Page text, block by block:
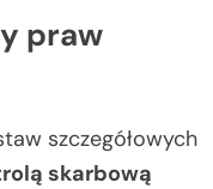
praw
szczegółowych
skarbową